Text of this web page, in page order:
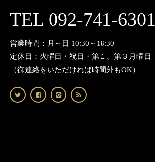
TEL 092-741-6301
営業時間：月～日 10:30～18:30
定休日：火曜日・祝日・第１、第３月曜日
（御連絡をいただければ時間外もOK）